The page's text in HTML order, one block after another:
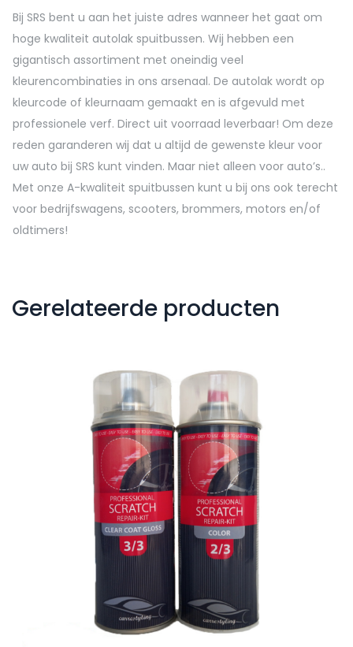
Bij SRS bent u aan het juiste adres wanneer het gaat om
hoge kwaliteit autolak spuitbussen. Wij hebben een
gigantisch assortiment met oneindig veel
kleurencombinaties in ons arsenaal. De autolak wordt op
kleurcode of kleurnaam gemaakt en is afgevuld met
professionele verf. Direct uit voorraad leverbaar! Om deze
reden garanderen wij dat u altijd de gewenste kleur voor
uw auto bij SRS kunt vinden. Maar niet alleen voor auto’s..
Met onze A-kwaliteit spuitbussen kunt u bij ons ook terecht
voor bedrijfswagens, scooters, brommers, motors en/of
oldtimers!
Gerelateerde producten